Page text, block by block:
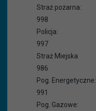
Straż pożarna:
998
Policja:
997
Straż Miejska
986
Pog. Energetyczne:
991
Pog. Gazowe: